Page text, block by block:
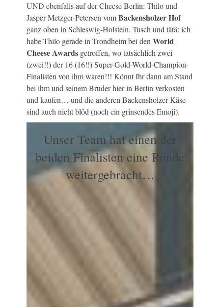
UND ebenfalls auf der Cheese Berlin: Thilo und
Jasper Metzger-Petersen vomBackensholzer Hof
ganz oben in Schleswig-Holstein. Tusch und tätä: ich
habe Thilo gerade in Trondheim bei denWorld
Cheese Awards getroffen, wo tatsächlich zwei
(zwei!!) der 16 (16!!) Super-Gold-World-Champion-
Finalisten von ihm waren!!! Könnt Ihr dann am Stand
bei ihm und seinem Bruder hier in Berlin verkosten
und kaufen… und die anderen Backensholzer Käse
sind auch nicht blöd (noch ein grinsendes Emoji).
Unser Team hat einen der
beiden Finalisten eine Runde
weitergebracht…